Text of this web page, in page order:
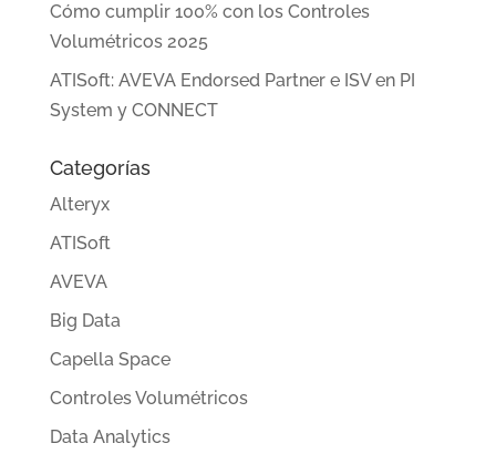
Cómo cumplir 100% con los Controles
Volumétricos 2025
ATISoft: AVEVA Endorsed Partner e ISV en PI
System y CONNECT
Categorías
Alteryx
ATISoft
AVEVA
Big Data
Capella Space
Controles Volumétricos
Data Analytics